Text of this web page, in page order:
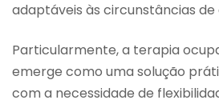
adaptáveis às circunstâncias de
Particularmente, a terapia
emerge como uma solução
com a necessidade de